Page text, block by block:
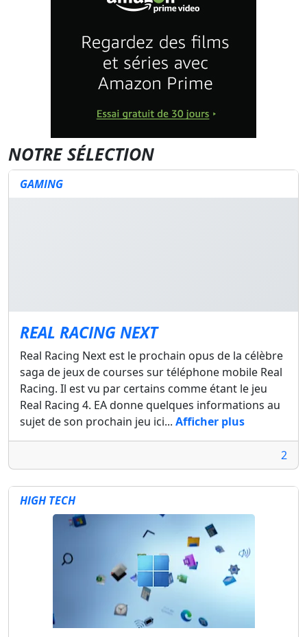
NOTRE SÉLECTION
GAMING
REAL RACING NEXT
Real Racing Next est le prochain opus de la célèbre
saga de jeux de courses sur téléphone mobile Real
Racing. Il est vu par certains comme étant le jeu
Real Racing 4. EA donne quelques informations au
sujet de son prochain jeu ici... Afficher plus
2
HIGH TECH